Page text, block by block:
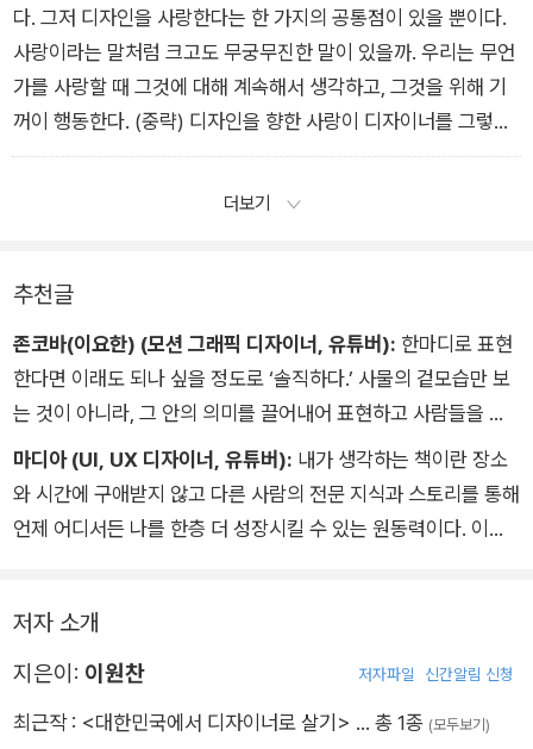
다. 그저 디자인을 사랑한다는 한 가지의 공통점이 있을 뿐이다.
사랑이라는 말처럼 크고도 무궁무진한 말이 있을까. 우리는 무언
가를 사랑할 때 그것에 대해 계속해서 생각하고, 그것을 위해 기
꺼이 행동한다. (중략) 디자인을 향한 사랑이 디자이너를 그렇게
만들기 때문이다.
더보기
추천글
존코바(이요한) (모션 그래픽 디자이너, 유튜버): 한마디로 표현
한다면 이래도 되나 싶을 정도로 ‘솔직하다.’ 사물의 겉모습만 보
는 것이 아니라, 그 안의 의미를 끌어내어 표현하고 사람들을 설
득할 수 있는 디자이너가 될 수 있도록 자신을 0에서부터 다듬어
갈 수 있게 만들어주는 책이다. 특히, 현업자이기 때문에 더 예민
할 수 있는 비용을 비롯한 실질적인 문제들을 유쾌하게 풀어낸 내
마디아 (UI, UX 디자이너, 유튜버): 내가 생각하는 책이란 장소
와 시간에 구애받지 않고 다른 사람의 전문 지식과 스토리를 통해
언제 어디서든 나를 한층 더 성장시킬 수 있는 원동력이다. 이런
이원찬 디자이너의 글을 읽으며 디자인을 바라보는 그의 관점과
다채로운 생각에 연신 공감하고, 놀라움과 희로애락을 느꼈다. 1
공감하고 즐겁게 읽을 수 있을 만한 책이다. 이 책이 앞으로 성장
저자 소개
지은이: 이원찬 저자파일 신간알림 신청
최근작 : <대한민국에서 디자이너로 살기> … 총 1종 (모두보기)